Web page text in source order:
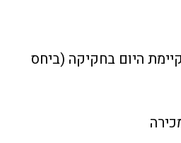
היום בחקיקה (ביחס